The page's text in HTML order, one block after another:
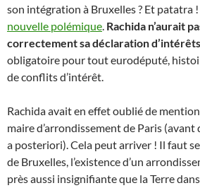
son intégration à Bruxelles ? Et patatra
nouvelle polémique. Rachida n’aurait
correctement sa déclaration
obligatoire pour tout eurodéputé,
de conflits d’intérêt.
Rachida avait en effet oublié de
maire d’arrondissement de Paris
a posteriori). Cela peut arriver ! Il faut
de Bruxelles, l’existence d’un
près aussi insignifiante que la Terre